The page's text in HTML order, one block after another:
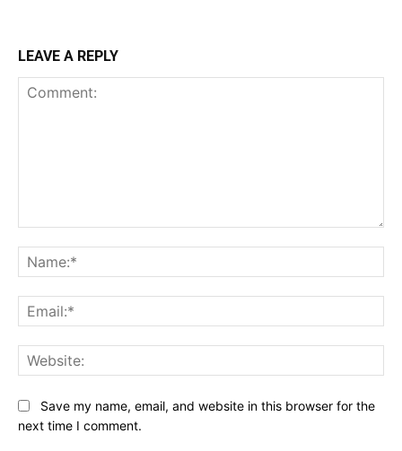
LEAVE A REPLY
Save my name, email, and website in this browser for the
next time I comment.